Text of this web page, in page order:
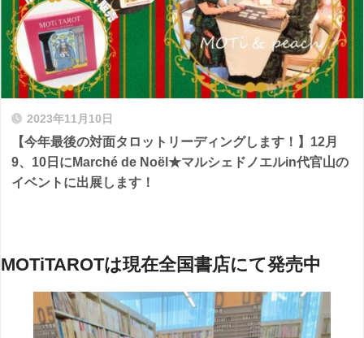
2023年11月10日
【今年最後の対面タロットリーディングします！】12月
9、10日にMarché de Noël★マルシェドノエルin代官山の
イベントに出展します！
MOTiTAROTは現在全国書店にて発売中